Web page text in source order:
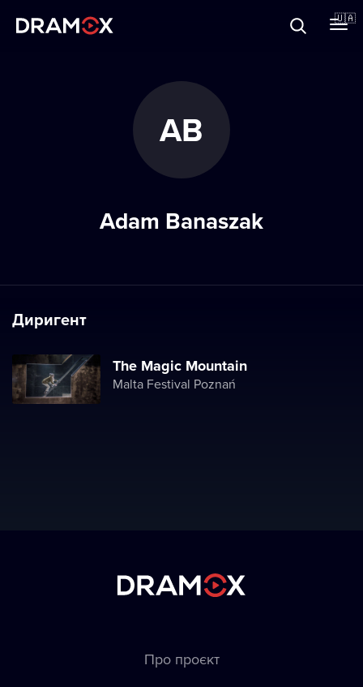
🇺🇦
Зареєструватися
AB
Adam Banaszak
Диригент
The Magic Mountain
Malta Festival Poznań
Про проєкт